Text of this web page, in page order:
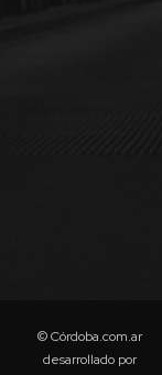
© Córdoba.com.ar
desarrollado por